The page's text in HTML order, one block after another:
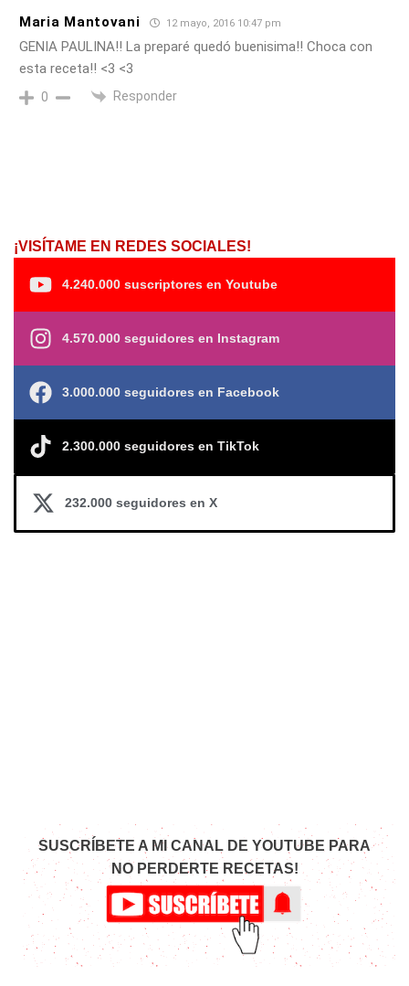
Maria Mantovani 12 mayo, 2016 10:47 pm
GENIA PAULINA!! La preparé quedó buenisima!! Choca con
esta receta!! <3 <3
0 Responder
¡VISÍTAME EN REDES SOCIALES!
4.240.000 suscriptores en Youtube
4.570.000 seguidores en Instagram
3.000.000 seguidores en Facebook
2.300.000 seguidores en TikTok
232.000 seguidores en X
SUSCRÍBETE A MI CANAL DE YOUTUBE PARA
NO PERDERTE RECETAS!